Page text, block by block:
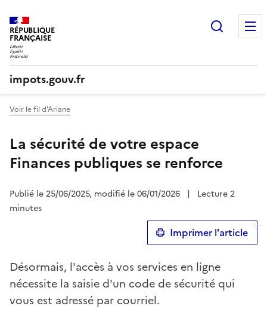
RÉPUBLIQUE
FRANÇAISE
impots.gouv.fr
Voir le fil d'Ariane
La sécurité de votre espace
Finances publiques se renforce
Publié le 25/06/2025, modifié le 06/01/2026 |
Lecture 2
minutes
Imprimer l'article
Désormais, l'accès à vos services en ligne
nécessite la saisie d'un code de sécurité qui
vous est adressé par courriel.